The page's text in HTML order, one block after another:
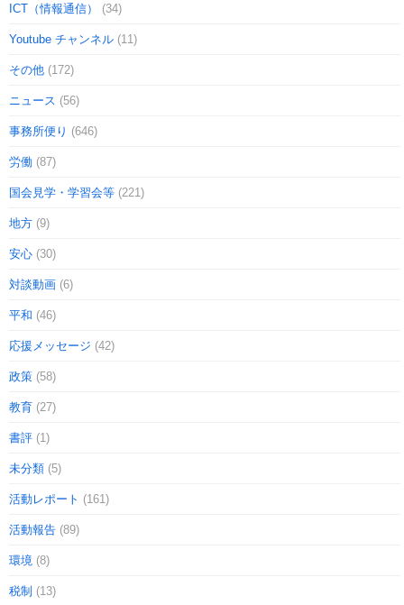
ICT（情報通信） (34)
Youtube チャンネル (11)
その他 (172)
ニュース (56)
事務所便り (646)
労働 (87)
国会見学・学習会等 (221)
地方 (9)
安心 (30)
対談動画 (6)
平和 (46)
応援メッセージ (42)
政策 (58)
教育 (27)
書評 (1)
未分類 (5)
活動レポート (161)
活動報告 (89)
環境 (8)
税制 (13)